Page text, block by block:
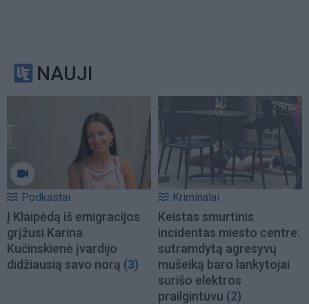
NAUJI
Podkastai
Į Klaipėdą iš emigracijos
grįžusi Karina
Kučinskienė įvardijo
didžiausią savo norą (3)
Kriminalai
Keistas smurtinis
incidentas miesto centre:
sutramdytą agresyvų
mušeiką baro lankytojai
surišo elektros
prailgintuvu (2)